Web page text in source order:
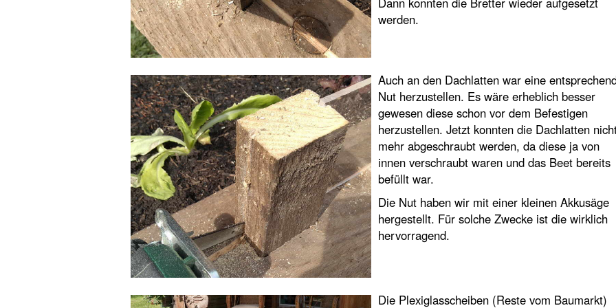
werden.
Auch an den Dachlatten war eine
Nut herzustellen. Es wäre erheblich besser
gewesen diese schon vor dem Befestigen
herzustellen. Jetzt konnten die Dachlatten
mehr abgeschraubt werden, da diese ja von
innen verschraubt waren und das Beet bereits
befüllt war.
Die Nut haben wir mit einer kleinen Akkusäge
hergestellt. Für solche Zwecke ist die wirklich
hervorragend.
Die Plexiglasscheiben (Reste vom Baumarkt)